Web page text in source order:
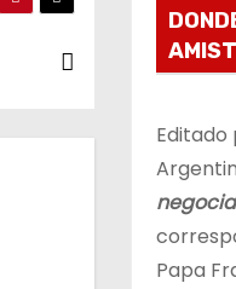
Editado
negocia
Papa